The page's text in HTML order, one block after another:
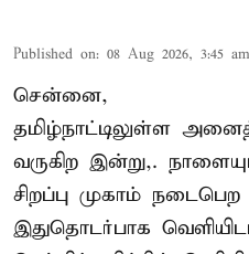
Published on: 08 Aug 2026, 3:45 am
சென்னை,
தமிழ்நாட்டிலுள்ள
வருகிற இன்று,.
சிறப்பு முகாம்
இதுதொடர்பாக